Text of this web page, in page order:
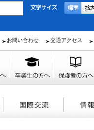
お問い合わせ 交通アクセス